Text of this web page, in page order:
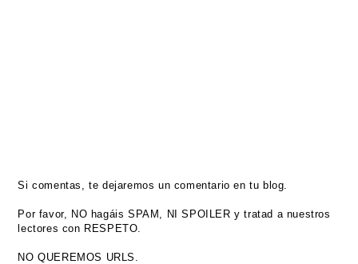
Si comentas, te dejaremos un comentario en tu blog.
Por favor, NO hagáis SPAM, NI SPOILER y tratad a nuestros
lectores con RESPETO.
NO QUEREMOS URLS.